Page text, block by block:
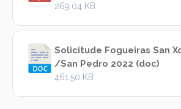
269.04 KB
Solicitude Fogueiras San
/San Pedro 2022 (doc)
461.50 KB